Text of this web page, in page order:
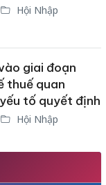
Hội Nhập
giai đoạn
thuế quan
tố quyết định
Hội Nhập